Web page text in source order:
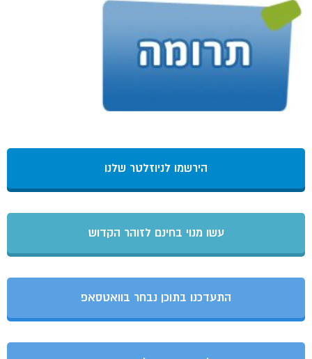
הירשמו לניוזלטר שלנו
עשו מנוי בחינם לזוהר הקדוש
התעדכנו בתוכן נבחר בוואטסאפ